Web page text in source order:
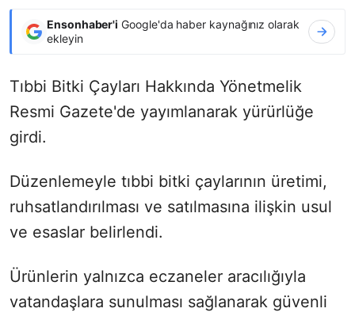
Ensonhaber'i Google'da haber kaynağınız olarak
ekleyin
Tıbbi Bitki Çayları Hakkında Yönetmelik
Resmi Gazete'de yayımlanarak yürürlüğe
girdi.
Düzenlemeyle tıbbi bitki çaylarının üretimi,
ruhsatlandırılması ve satılmasına ilişkin usul
ve esaslar belirlendi.
Ürünlerin yalnızca eczaneler aracılığıyla
vatandaşlara sunulması sağlanarak güvenli